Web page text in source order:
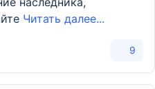
Читать далее...
9